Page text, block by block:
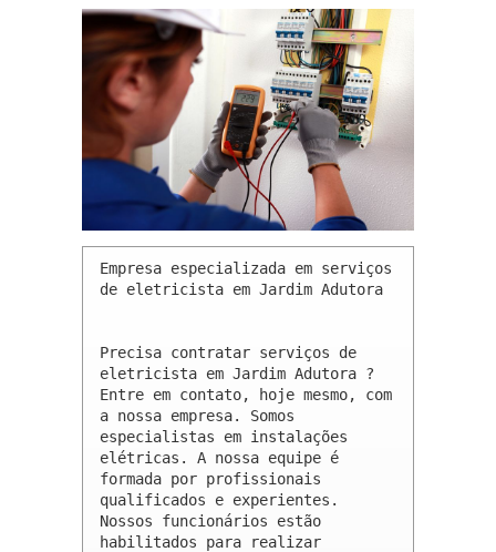
Empresa especializada em serviços
de eletricista em Jardim Adutora
Precisa contratar serviços de
eletricista em Jardim Adutora ?
Entre em contato, hoje mesmo, com
a nossa empresa. Somos
especialistas em instalações
elétricas. A nossa equipe é
formada por profissionais
qualificados e experientes.
Nossos funcionários estão
habilitados para realizar